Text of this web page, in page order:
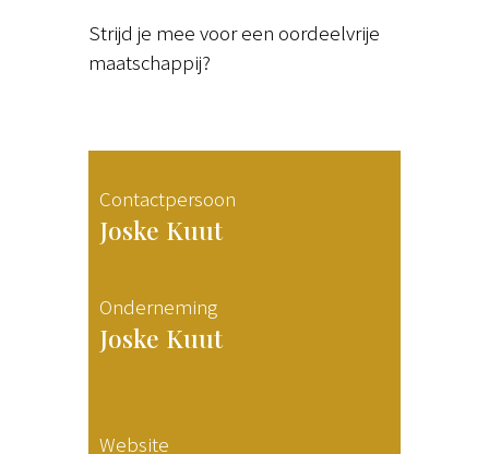
Strijd je mee voor een oordeelvrije
maatschappij?
Contactpersoon
Joske Kuut
Onderneming
Joske Kuut
Website